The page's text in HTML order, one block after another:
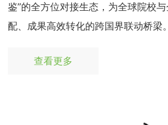
鉴”的全方位对接生态，为全球院校
配、成果高效转化的跨国界联动桥梁。
查看更多